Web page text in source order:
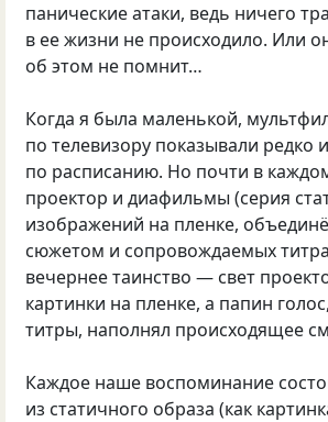
панические атаки, ведь ничего
в ее жизни не происходило. Или
об этом не помнит…
Когда я была маленькой,
по телевизору показывали редко
по расписанию. Но почти в
проектор и диафильмы (серия
изображений на пленке,
сюжетом и сопровождаемых
вечернее таинство — свет
картинки на пленке, а папин
титры, наполнял происходящее
Каждое наше воспоминание
из статичного образа (как